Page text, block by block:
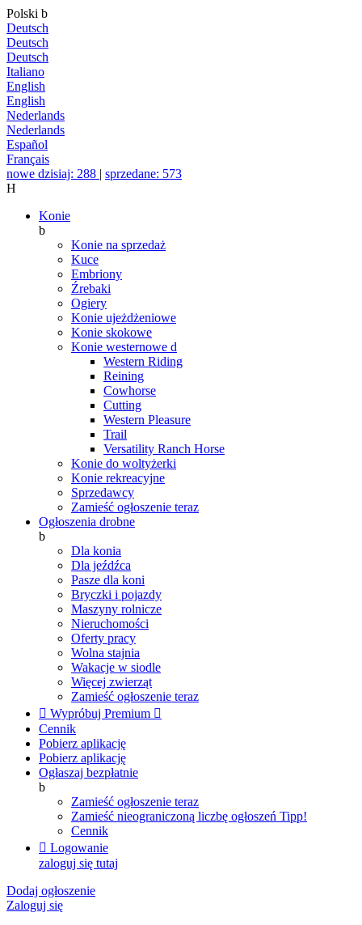
Polski b
Deutsch
Deutsch
Deutsch
Italiano
English
English
Nederlands
Nederlands
Español
Français
nowe dzisiaj: 288 | sprzedane: 573
H
Konie
b
Konie na sprzedaż
Kuce
Embriony
Źrebaki
Ogiery
Konie ujeżdżeniowe
Konie skokowe
Konie westernowe d
Western Riding
Reining
Cowhorse
Cutting
Western Pleasure
Trail
Versatility Ranch Horse
Konie do woltyżerki
Konie rekreacyjne
Sprzedawcy
Zamieść ogłoszenie teraz
Ogłoszenia drobne
b
Dla konia
Dla jeźdźca
Pasze dla koni
Bryczki i pojazdy
Maszyny rolnicze
Nieruchomości
Oferty pracy
Wolna stajnia
Wakacje w siodle
Więcej zwierząt
Zamieść ogłoszenie teraz
 Wypróbuj Premium 
Cennik
Pobierz aplikację
Pobierz aplikację
Ogłaszaj bezpłatnie
b
Zamieść ogłoszenie teraz
Zamieść nieograniczoną liczbę ogłoszeń Tipp!
Cennik
 Logowanie
zaloguj się tutaj
Dodaj ogłoszenie
Zaloguj się